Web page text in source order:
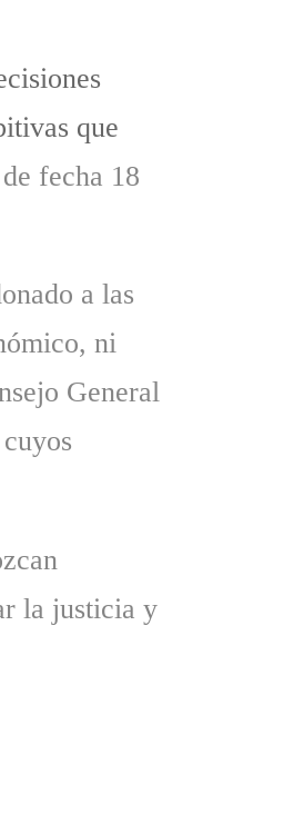
que
fecha 18
a las
ni
General
la justicia y